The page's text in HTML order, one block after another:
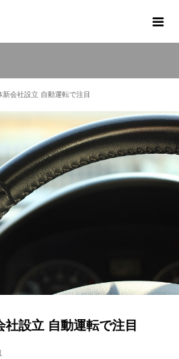
新会社設立 自動運転で注目
設立 自動運転で注目